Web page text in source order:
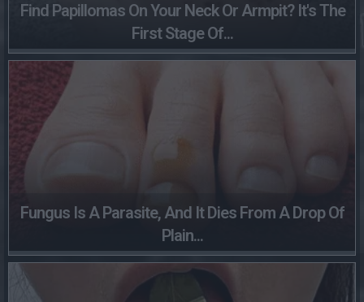
Find Papillomas On Your Neck Or Armpit? It's The
First Stage Of...
Fungus Is A Parasite, And It Dies From A Drop Of
Plain...